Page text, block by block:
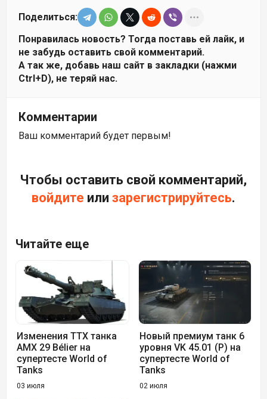
Поделиться:
Понравилась новость? Тогда поставь ей лайк, и
не забудь оставить свой комментарий.
А так же, добавь наш сайт в закладки (нажми
Ctrl+D), не теряй нас.
Комментарии
Ваш комментарий будет первым!
Чтобы оставить свой комментарий,
войдите или зарегистрируйтесь.
Читайте еще
Изменения ТТХ танка
AMX 29 Bélier на
супертесте World of
Tanks
03 июля
Новый премиум танк 6
уровня VK 45.01 (P) на
супертесте World of
Tanks
02 июля